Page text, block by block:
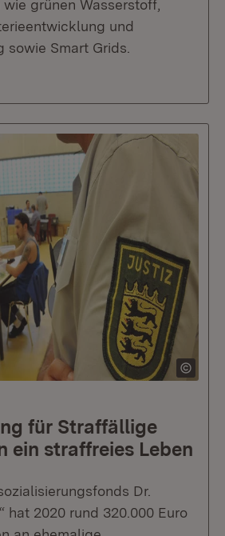
grünen Wasserstoff,
und
Smart Grids.
für Straffällige
ein straffreies Leben
Dr.
hat 2020 rund 320.000 Euro